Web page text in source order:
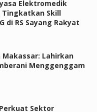
Elektromedik
Tingkatkan Skill
di RS Sayang Rakyat
Makassar: Lahirkan
Menggenggam
Sektor